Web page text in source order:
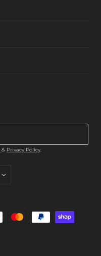
& Privacy Policy.